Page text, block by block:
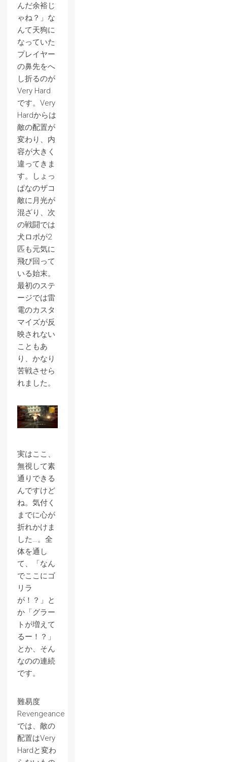
んだ余裕じ
ゃね？」な
んて天狗に
なっていた
プレイヤー
の鼻先をへ
し折るのが
Very Hard
です。Very
Hardからは
敵の配置が
変わり、内
容が大きく
違ってきま
す。しょっ
ぱなのザコ
敵に月光が
混ざり、次
の戦闘では
犬ロボが2
匹も元気に
飛び回って
いる始末。
最初のステ
ージでは雷
電のカスタ
マイズが反
映されない
こともあ
り、かなり
苦戦させら
れました。
実はここ、
無視して素
通りできる
んですけど
ね。気付く
までに心が
折れかけま
した…。全
体を通し
て、「なん
でここにゴ
リラ
が！？」と
か「グラー
トが増えて
るー！？」
とか、そん
なのの連続
です。
難易度
Revengeance
では、敵の
配置はVery
Hardと変わ